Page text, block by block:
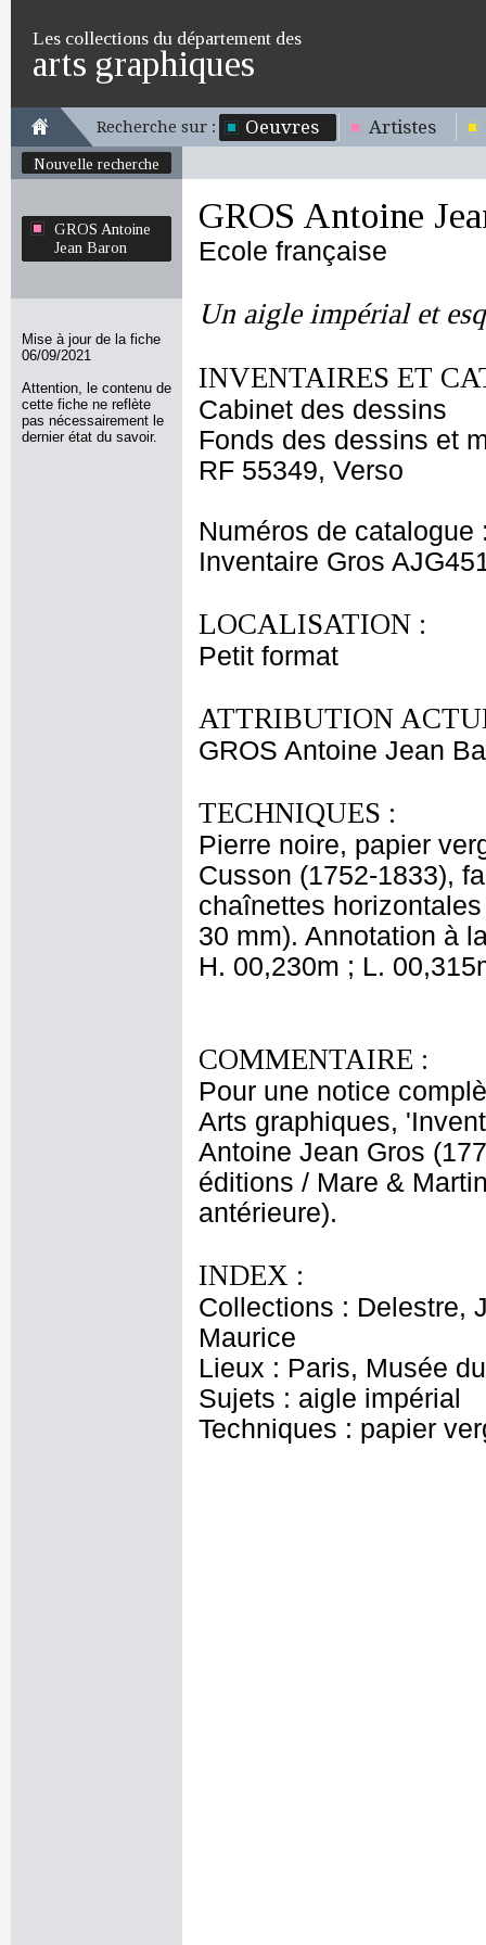
Les collections du département des
arts graphiques
Recherche sur : Oeuvres Artistes
Nouvelle recherche
GROS Antoine
Jean Baron
Mise à jour de la fiche
06/09/2021
Attention, le contenu de
cette fiche ne reflète
pas nécessairement le
dernier état du savoir.
GROS Antoine
Ecole française
Un aigle impérial et
INVENTAIRES ET
Cabinet des dessins
Fonds des dessins et
RF 55349, Verso
Numéros de catalogue
Inventaire Gros
LOCALISATION :
Petit format
ATTRIBUTION
GROS Antoine Jean
TECHNIQUES :
Pierre noire, papier
Cusson (1752-1833),
chaînettes
30 mm). Annotation à
H. 00,230m ; L.
COMMENTAIRE :
Pour une notice
Arts graphiques,
Antoine Jean Gros
éditions / Mare &
antérieure).
INDEX :
Collections : Delestre,
Maurice
Lieux : Paris, Musée
Sujets : aigle impérial
Techniques : papier